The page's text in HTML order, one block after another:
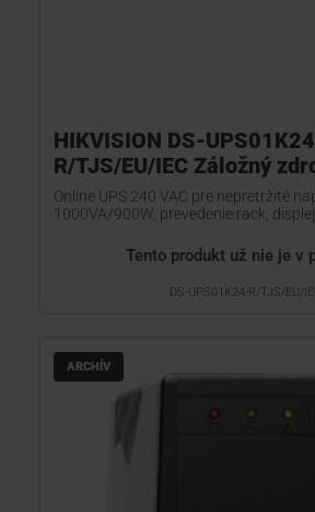
HIKVISION DS-
R/TJS/EU/IEC Záložný
Online UPS 240 VAC pre nepretržité
1000VA/900W, prevedenie:rack,
Tento produkt už nie je v
DS-UPS01K24-R/TJS/EU/
ARCHÍV